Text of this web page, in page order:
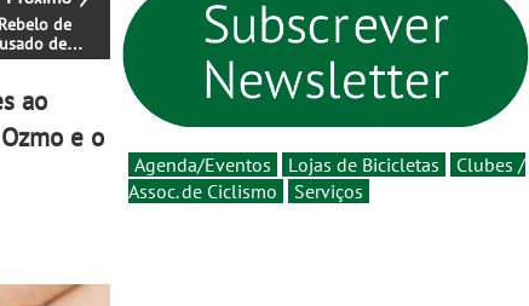
de
de
ao
e o
Agenda/Eventos Lojas de Bicicletas
Clubes /
Assoc. de Ciclismo
Serviços